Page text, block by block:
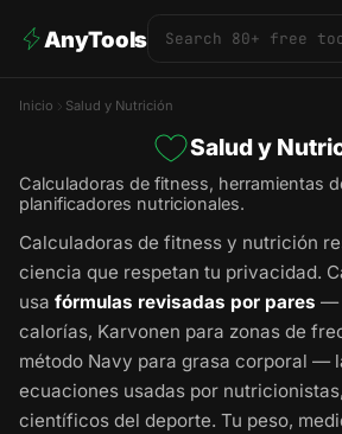
AnyTools
Inicio Salud y Nutrición
Salud y
Calculadoras de fitness, herramientas
planificadores nutricionales.
Calculadoras de fitness y nutrición
ciencia que respetan tu privacidad.
usa fórmulas revisadas por pares —
calorías, Karvonen para zonas de
método Navy para grasa corporal —
ecuaciones usadas por
científicos del deporte. Tu peso,